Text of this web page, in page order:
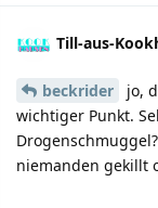
Till-aus-
beckrider
jo,
wichtiger Punkt.
niemanden gekillt